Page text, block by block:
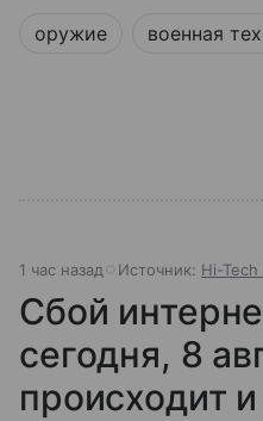
оружие военная
1 час назад Источник: Hi-Tech
Сбой
сегодня, 8
происходит